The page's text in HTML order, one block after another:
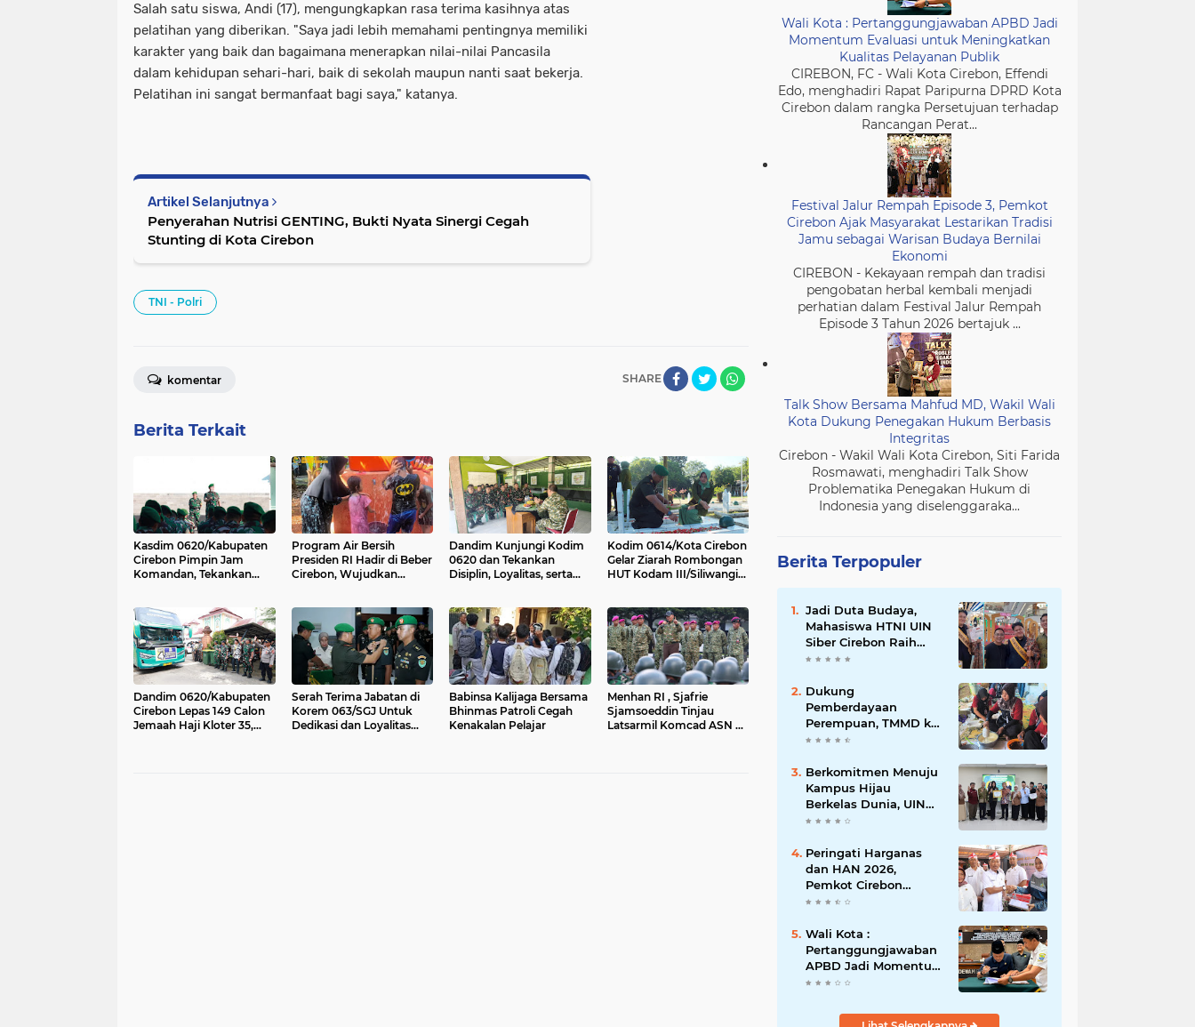
Salah satu siswa, Andi (17), mengungkapkan rasa terima kasihnya atas
pelatihan yang diberikan. "Saya jadi lebih memahami pentingnya memiliki
karakter yang baik dan bagaimana menerapkan nilai-nilai Pancasila
dalam kehidupan sehari-hari, baik di sekolah maupun nanti saat bekerja.
Pelatihan ini sangat bermanfaat bagi saya," katanya.
Artikel Selanjutnya
Penyerahan Nutrisi GENTING, Bukti Nyata Sinergi Cegah
Stunting di Kota Cirebon
TNI - Polri
SHARE
komentar
Berita Terkait
Kasdim 0620/Kabupaten
Cirebon Pimpin Jam
Komandan, Tekankan
Program Air Bersih
Presiden RI Hadir di Beber
Cirebon, Wujudkan
Dandim Kunjungi Kodim
0620 dan Tekankan
Disiplin, Loyalitas, serta
Kodim 0614/Kota Cirebon
Gelar Ziarah Rombongan
HUT Kodam III/Siliwangi
Dandim 0620/Kabupaten
Cirebon Lepas 149 Calon
Jemaah Haji Kloter 35,
Serah Terima Jabatan di
Korem 063/SGJ Untuk
Dedikasi dan Loyalitas
Babinsa Kalijaga Bersama
Bhinmas Patroli Cegah
Kenakalan Pelajar
Menhan RI , Sjafrie
Sjamsoeddin Tinjau
Latsarmil Komcad ASN di
Wali Kota : Pertanggungjawaban APBD Jadi
Momentum Evaluasi untuk Meningkatkan
Kualitas Pelayanan Publik
CIREBON, FC - Wali Kota Cirebon, Effendi
Edo, menghadiri Rapat Paripurna DPRD Kota
Cirebon dalam rangka Persetujuan terhadap
Rancangan Perat...
Festival Jalur Rempah Episode 3, Pemkot
Cirebon Ajak Masyarakat Lestarikan Tradisi
Jamu sebagai Warisan Budaya Bernilai
Ekonomi
CIREBON - Kekayaan rempah dan tradisi
pengobatan herbal kembali menjadi
perhatian dalam Festival Jalur Rempah
Episode 3 Tahun 2026 bertajuk ...
Talk Show Bersama Mahfud MD, Wakil Wali
Kota Dukung Penegakan Hukum Berbasis
Integritas
Cirebon - Wakil Wali Kota Cirebon, Siti Farida
Rosmawati, menghadiri Talk Show
Problematika Penegakan Hukum di
Indonesia yang diselenggaraka...
Berita Terpopuler
Jadi Duta Budaya,
Mahasiswa HTNI UIN
Siber Cirebon Raih
Juara 1 Duta Batik DKI
Dukung
Pemberdayaan
Perempuan, TMMD ke-
129 Kodim 0620/Kab.
Tata Boga
Berkomitmen Menuju
Kampus Hijau
Berkelas Dunia, UIN
Siber Cirebon Raih
Compliance UI
GreenMetric
Peringati Harganas
dan HAN 2026,
Pemkot Cirebon
Perkuat Komitmen
Anak
Wali Kota :
Pertanggungjawaban
APBD Jadi Momentum
Evaluasi untuk
Kualitas Pelayanan